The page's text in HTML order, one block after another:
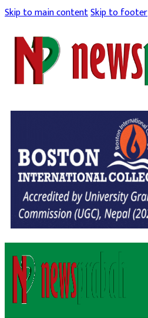
Skip to main contentSkip to footer